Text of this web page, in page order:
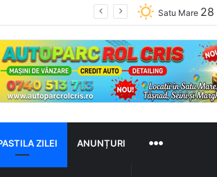
Satu Mare 28
ZILEI ANUNȚURI